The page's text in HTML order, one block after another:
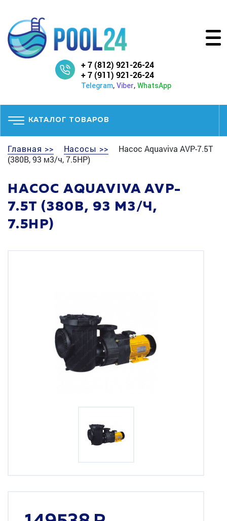
+ 7 (812) 921-26-24
+ 7 (911) 921-26-24
Telegram, Viber, WhatsApp
КАТАЛОГ ТОВАРОВ
Главная >> Насосы >>
Насос Aquaviva AVP-7.5T
(380В, 93 м3/ч, 7.5HP)
НАСОС AQUAVIVA AVP-
7.5T (380В, 93 М3/Ч,
7.5HP)